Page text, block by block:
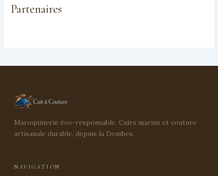
Partenaires
Maroquinerie éco-responsable. Cuirs marins et couture
artisanale durable, depuis la Dombes.
NAVIGATION